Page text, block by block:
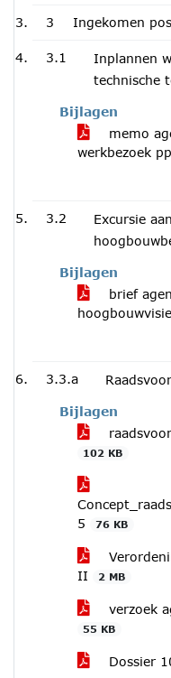
3 Ingekomen
3.1
Inplannen
technische
Bijlagen
memo
werkbezoek
3.2
Excursie
Bijlagen
brief
hoogbouwvisie
3.3.a
Bijlagen
102 KB
5
76 KB
II
2 MB
verzoek
55 KB
Dossier